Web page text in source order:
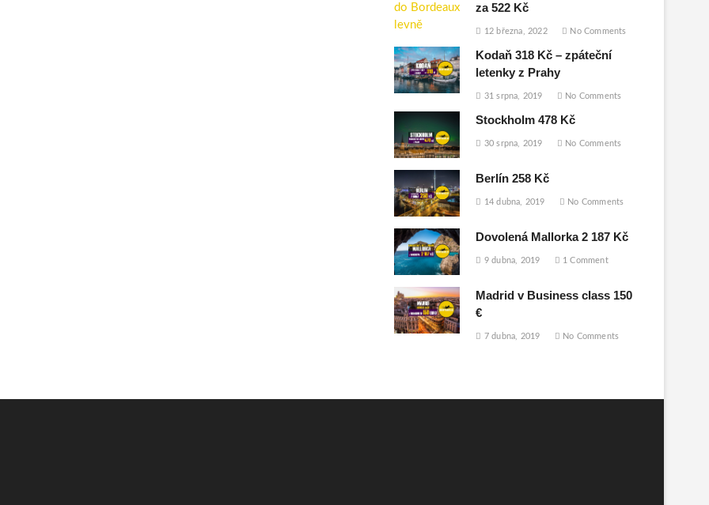
za 522 Kč
12 března, 2022 No Comments
Kodaň 318 Kč – zpáteční
letenky z Prahy
31 srpna, 2019 No Comments
Stockholm 478 Kč
30 srpna, 2019 No Comments
Berlín 258 Kč
14 dubna, 2019 No Comments
Dovolená Mallorka 2 187 Kč
9 dubna, 2019 1 Comment
Madrid v Business class 150
€
7 dubna, 2019 No Comments